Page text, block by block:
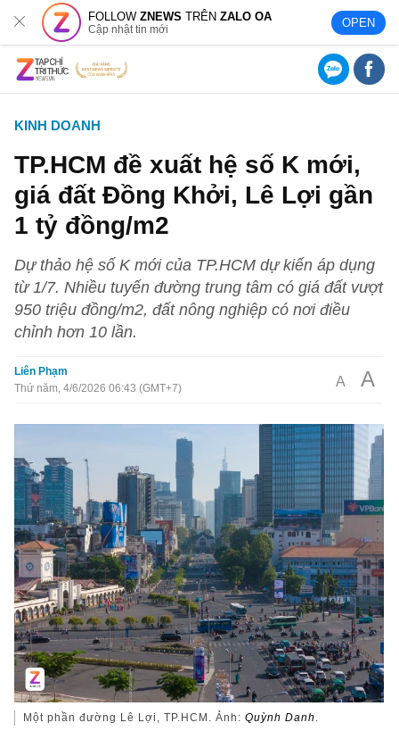
FOLLOWZNEWS TRÊNZALO OA
Cập nhật tin mới OPEN
KINH DOANH
TP.HCM đề xuất hệ số K mới,
giá đất Đồng Khởi, Lê Lợi gần
1 tỷ đồng/m2
Dự thảo hệ số K mới của TP.HCM dự kiến áp dụng
từ 1/7. Nhiều tuyến đường trung tâm có giá đất vượt
950 triệu đồng/m2, đất nông nghiệp có nơi điều
chỉnh hơn 10 lần.
Liên Phạm
Thứ năm, 4/6/2026 06:43 (GMT+7)
A A
Một phần đường Lê Lợi, TP.HCM. Ảnh:Quỳnh Danh .